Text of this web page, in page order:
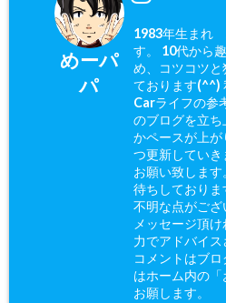
めーパ
パ
1983年生ま
す。 10代から
め、コツコツと
ております(^^)
Carライフの参
のブログを立
かペースが上
つ更新していき
お願い致しま
待ちしており
不明な点がござ
メッセージ頂
力でアドバイス
コメントはブ
はホーム内の
お願します。